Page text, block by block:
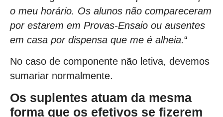
o meu horário. Os alunos não compareceram
por estarem em Provas-Ensaio ou ausentes
em casa por dispensa que me é alheia.“
No caso de componente não letiva, devemos
sumariar normalmente.
Os suplentes atuam da mesma
forma que os efetivos se fizerem